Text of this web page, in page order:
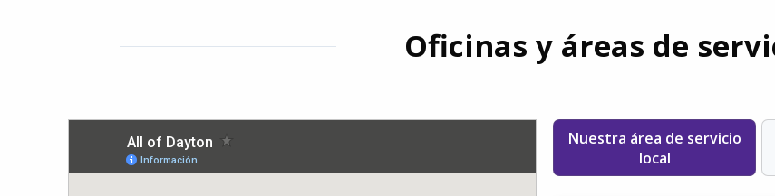
Oficinas y áreas de
Nuestra área de servicio
local